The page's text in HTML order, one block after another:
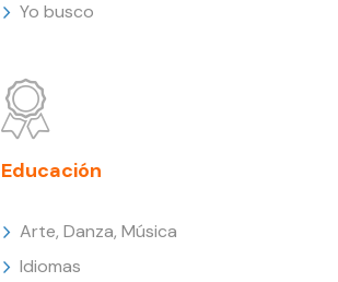
Yo busco
Educación
Arte, Danza, Música
Idiomas